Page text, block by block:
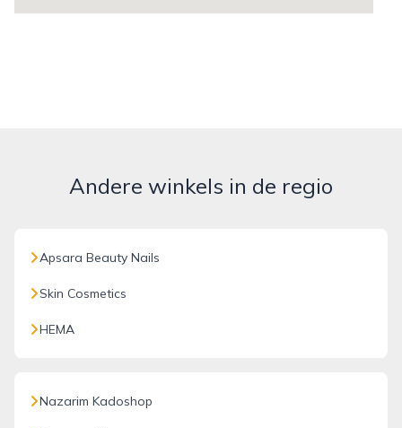
Andere winkels in de regio
Apsara Beauty Nails
Skin Cosmetics
HEMA
Nazarim Kadoshop